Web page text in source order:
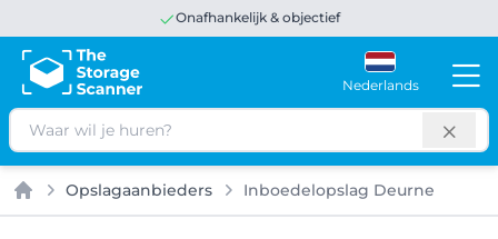
Onafhankelijk & objectief
Nederlands
Zoeken
Home
Opslagaanbieders Inboedelopslag Deurne